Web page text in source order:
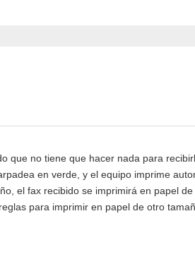
que no tiene que hacer nada para
en verde, y el equipo imprime
el fax recibido se imprimirá en papel de
para imprimir en papel de otro